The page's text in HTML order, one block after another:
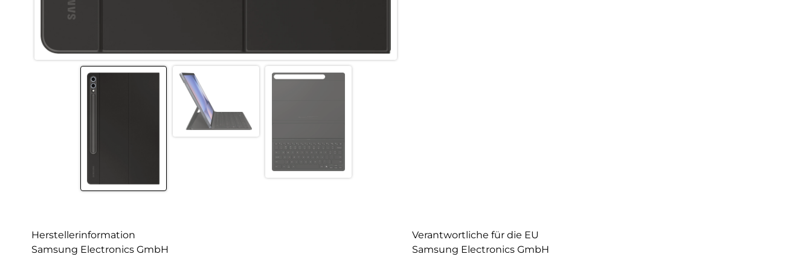
Herstellerinformation
Samsung Electronics GmbH
Verantwortliche für die EU
Samsung Electronics GmbH